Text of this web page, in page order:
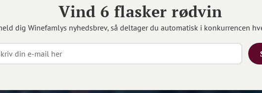
Vind 6 flasker rødvin
dig Winefamlys nyhedsbrev, så deltager du automatisk i konkurrencen